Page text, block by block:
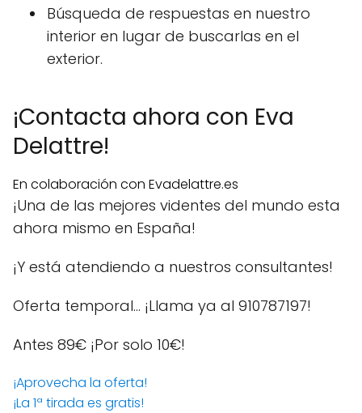
Búsqueda de respuestas en nuestro
interior en lugar de buscarlas en el
exterior.
¡Contacta ahora con Eva
Delattre!
En colaboración con Evadelattre.es
¡Una de las mejores videntes del mundo esta
ahora mismo en España!
¡Y está atendiendo a nuestros consultantes!
Oferta temporal… ¡Llama ya al 910787197!
Antes 89€ ¡Por solo 10€!
¡Aprovecha la oferta!
¡La 1ª tirada es gratis!